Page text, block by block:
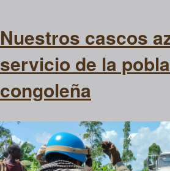
Nuestros cascos
servicio de la
congoleña